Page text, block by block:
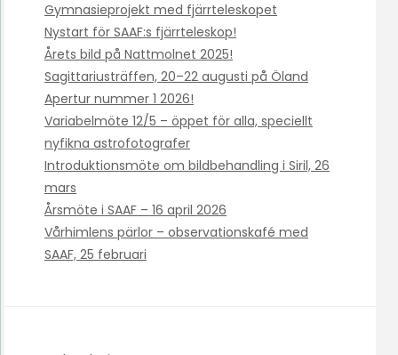
Gymnasieprojekt med fjärrteleskopet
Nystart för SAAF:s fjärrteleskop!
Årets bild på Nattmolnet 2025!
Sagittariusträffen, 20–22 augusti på Öland
Apertur nummer 1 2026!
Variabelmöte 12/5 – öppet för alla, speciellt
nyfikna astrofotografer
Introduktionsmöte om bildbehandling i Siril, 26
mars
Årsmöte i SAAF – 16 april 2026
Vårhimlens pärlor – observationskafé med
SAAF, 25 februari